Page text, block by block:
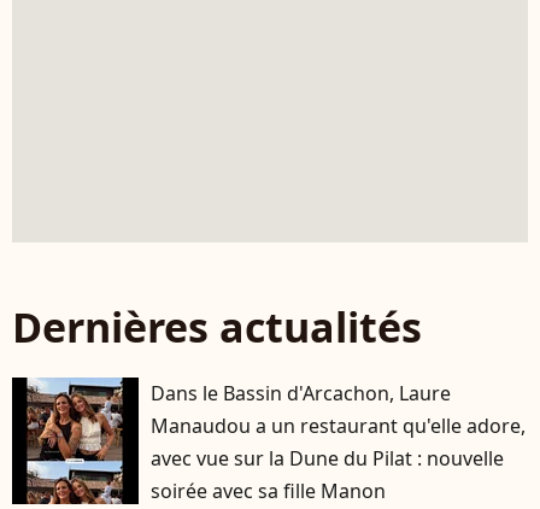
Dernières actualités
Dans le Bassin d'Arcachon, Laure
Manaudou a un restaurant qu'elle adore,
avec vue sur la Dune du Pilat : nouvelle
soirée avec sa fille Manon